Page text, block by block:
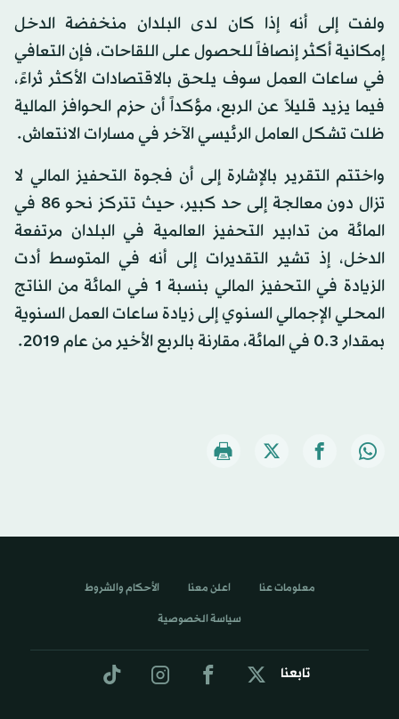
ولفت إلى أنه إذا كان لدى البلدان منخفضة الدخل
إمكانية أكثر إنصافاً للحصول على اللقاحات، فإن التعافي
في ساعات العمل سوف يلحق بالاقتصادات الأكثر ثراءً،
فيما يزيد قليلاً عن الربع، مؤكداً أن حزم الحوافز المالية
ظلت تشكل العامل الرئيسي الآخر في مسارات الانتعاش.
واختتم التقرير بالإشارة إلى أن فجوة التحفيز المالي لا
تزال دون معالجة إلى حد كبير، حيث تتركز نحو 86 في
المائة من تدابير التحفيز العالمية في البلدان مرتفعة
الدخل، إذ تشير التقديرات إلى أنه في المتوسط أدت
الزيادة في التحفيز المالي بنسبة 1 في المائة من الناتج
المحلي الإجمالي السنوي إلى زيادة ساعات العمل السنوية
بمقدار 0.3 في المائة، مقارنة بالربع الأخير من عام 2019.
تابعنا
معلومات عنا اعلن معنا الأحكام والشروط
سياسة الخصوصية